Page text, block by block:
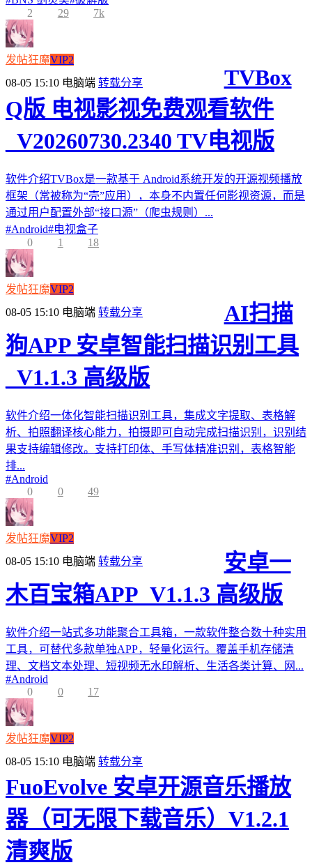
2
29 7k
发帖狂魔VIP2
08-05 15:10 电脑端 转载分享
TVBox
Q版 电视影视免费观看软件
_V20260730.2340 TV电视版
软件介绍TVBox是一款基于 Android系统开发的开源视频播放
框架（常被称为“壳”应用），本身不内置任何影视资源，而是
通过用户配置外部“接口源”（爬虫规则）...
#Android#电视盒子
0
1 18
发帖狂魔VIP2
08-05 15:10 电脑端 转载分享
AI扫描
狗APP 安卓智能扫描识别工具
_V1.1.3 高级版
软件介绍一体化智能扫描识别工具，集成文字提取、表格解
析、拍照翻译核心能力，拍摄即可自动完成扫描识别，识别结
果支持编辑修改。支持打印体、手写体精准识别，表格智能
排...
#Android
0
0 49
发帖狂魔VIP2
08-05 15:10 电脑端 转载分享
安卓一
木百宝箱APP_V1.1.3 高级版
软件介绍一站式多功能聚合工具箱，一款软件整合数十种实用
工具，可替代多款单独APP，轻量化运行。覆盖手机存储清
理、文档文本处理、短视频无水印解析、生活各类计算、网...
#Android
0
0 17
发帖狂魔VIP2
08-05 15:10 电脑端 转载分享
FuoEvolve 安卓开源音乐播放
器（可无限下载音乐）V1.2.1
清爽版